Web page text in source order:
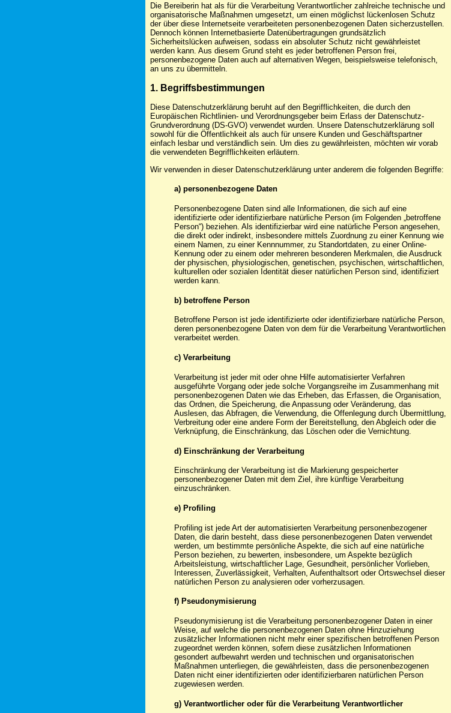
Die Bereiberin hat als für die Verarbeitung Verantwortlicher zahlreiche technische und
organisatorische Maßnahmen umgesetzt, um einen möglichst lückenlosen Schutz
der über diese Internetseite verarbeiteten personenbezogenen Daten sicherzustellen.
Dennoch können Internetbasierte Datenübertragungen grundsätzlich
Sicherheitslücken aufweisen, sodass ein absoluter Schutz nicht gewährleistet
werden kann. Aus diesem Grund steht es jeder betroffenen Person frei,
personenbezogene Daten auch auf alternativen Wegen, beispielsweise telefonisch,
an uns zu übermitteln.
1. Begriffsbestimmungen
Diese Datenschutzerklärung beruht auf den Begrifflichkeiten, die durch den
Europäischen Richtlinien- und Verordnungsgeber beim Erlass der Datenschutz-
Grundverordnung (DS-GVO) verwendet wurden. Unsere Datenschutzerklärung soll
sowohl für die Öffentlichkeit als auch für unsere Kunden und Geschäftspartner
einfach lesbar und verständlich sein. Um dies zu gewährleisten, möchten wir vorab
die verwendeten Begrifflichkeiten erläutern.
Wir verwenden in dieser Datenschutzerklärung unter anderem die folgenden Begriffe:
a) personenbezogene Daten
Personenbezogene Daten sind alle Informationen, die sich auf eine
identifizierte oder identifizierbare natürliche Person (im Folgenden „betroffene
Person“) beziehen. Als identifizierbar wird eine natürliche Person angesehen,
die direkt oder indirekt, insbesondere mittels Zuordnung zu einer Kennung wie
einem Namen, zu einer Kennnummer, zu Standortdaten, zu einer Online-
Kennung oder zu einem oder mehreren besonderen Merkmalen, die Ausdruck
der physischen, physiologischen, genetischen, psychischen, wirtschaftlichen,
kulturellen oder sozialen Identität dieser natürlichen Person sind, identifiziert
werden kann.
b) betroffene Person
Betroffene Person ist jede identifizierte oder identifizierbare natürliche Person,
deren personenbezogene Daten von dem für die Verarbeitung Verantwortlichen
verarbeitet werden.
c) Verarbeitung
Verarbeitung ist jeder mit oder ohne Hilfe automatisierter Verfahren
ausgeführte Vorgang oder jede solche Vorgangsreihe im Zusammenhang mit
personenbezogenen Daten wie das Erheben, das Erfassen, die Organisation,
das Ordnen, die Speicherung, die Anpassung oder Veränderung, das
Auslesen, das Abfragen, die Verwendung, die Offenlegung durch Übermittlung,
Verbreitung oder eine andere Form der Bereitstellung, den Abgleich oder die
Verknüpfung, die Einschränkung, das Löschen oder die Vernichtung.
d) Einschränkung der Verarbeitung
Einschränkung der Verarbeitung ist die Markierung gespeicherter
personenbezogener Daten mit dem Ziel, ihre künftige Verarbeitung
einzuschränken.
e) Profiling
Profiling ist jede Art der automatisierten Verarbeitung personenbezogener
Daten, die darin besteht, dass diese personenbezogenen Daten verwendet
werden, um bestimmte persönliche Aspekte, die sich auf eine natürliche
Person beziehen, zu bewerten, insbesondere, um Aspekte bezüglich
Arbeitsleistung, wirtschaftlicher Lage, Gesundheit, persönlicher Vorlieben,
Interessen, Zuverlässigkeit, Verhalten, Aufenthaltsort oder Ortswechsel dieser
natürlichen Person zu analysieren oder vorherzusagen.
f) Pseudonymisierung
Pseudonymisierung ist die Verarbeitung personenbezogener Daten in einer
Weise, auf welche die personenbezogenen Daten ohne Hinzuziehung
zusätzlicher Informationen nicht mehr einer spezifischen betroffenen Person
zugeordnet werden können, sofern diese zusätzlichen Informationen
gesondert aufbewahrt werden und technischen und organisatorischen
Maßnahmen unterliegen, die gewährleisten, dass die personenbezogenen
Daten nicht einer identifizierten oder identifizierbaren natürlichen Person
zugewiesen werden.
g) Verantwortlicher oder für die Verarbeitung Verantwortlicher